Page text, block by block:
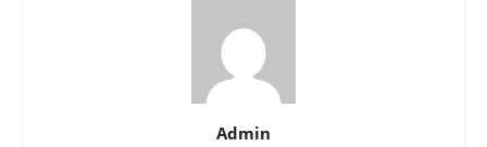
Admin